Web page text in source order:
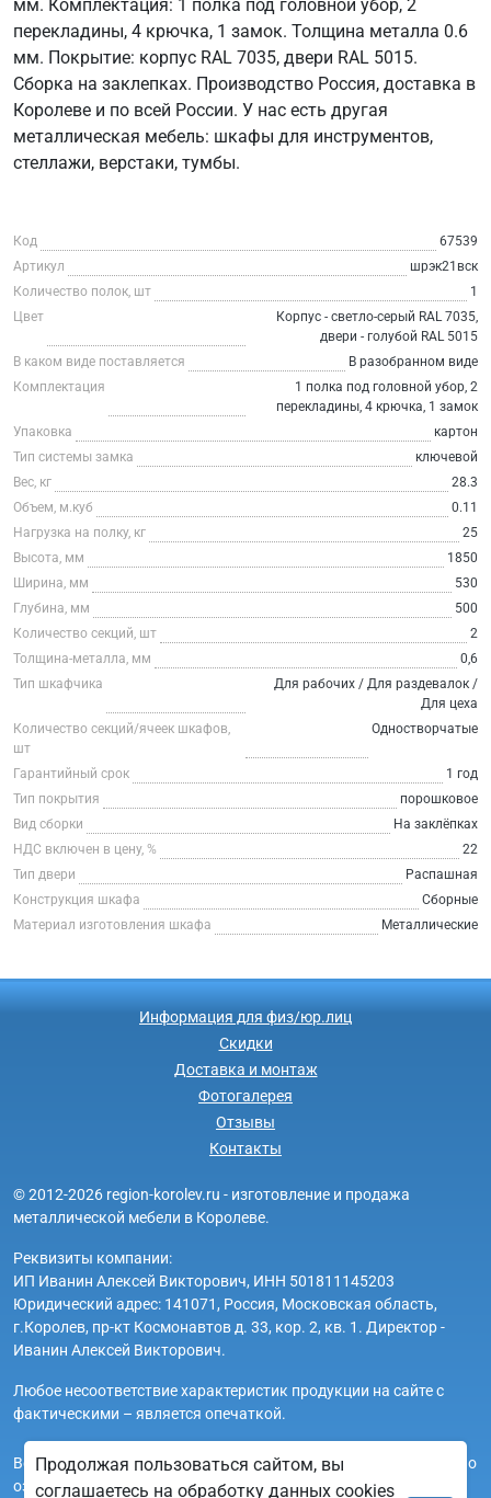
мм. Комплектация: 1 полка под головной убор, 2
перекладины, 4 крючка, 1 замок. Толщина металла 0.6
мм. Покрытие: корпус RAL 7035, двери RAL 5015.
Сборка на заклепках. Производство Россия, доставка в
Королеве и по всей России. У нас есть другая
металлическая мебель: шкафы для инструментов,
стеллажи, верстаки, тумбы.
Код
67539
Артикул
шрэк21вск
Количество полок, шт
1
Цвет
Корпус - светло-серый RAL 7035,
двери - голубой RAL 5015
В каком виде поставляется
В разобранном виде
Комплектация
1 полка под головной убор, 2
перекладины, 4 крючка, 1 замок
Упаковка
картон
Тип системы замка
ключевой
Вес, кг
28.3
Объем, м.куб
0.11
Нагрузка на полку, кг
25
Высота, мм
1850
Ширина, мм
530
Глубина, мм
500
Количество секций, шт
2
Толщина-металла, мм
0,6
Тип шкафчика
Для рабочих / Для раздевалок /
Для цеха
Количество секций/ячеек шкафов,
шт
Одностворчатые
Гарантийный срок
1 год
Тип покрытия
порошковое
Вид сборки
На заклёпках
НДС включен в цену, %
22
Тип двери
Распашная
Конструкция шкафа
Сборные
Материал изготовления шкафа
Металлические
Информация для физ/юр.лиц
Скидки
Доставка и монтаж
Фотогалерея
Отзывы
Контакты
© 2012-2026 region-korolev.ru - изготовление и продажа
металлической мебели в Королеве.
Реквизиты компании:
ИП Иванин Алексей Викторович, ИНН 501811145203
Юридический адрес: 141071, Россия, Московская область,
г.Королев, пр-кт Космонавтов д. 33, кор. 2, кв. 1. Директор -
Иванин Алексей Викторович.
Любое несоответствие характеристик продукции на сайте с
фактическими – является опечаткой.
Вся информация на сайте region-korolev.ru носит исключительно
ознакомительный и справочный характер и ни при каких
Продолжая пользоваться сайтом, вы
соглашаетесь на обработку данных cookies